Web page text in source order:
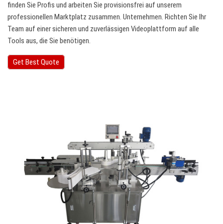
finden Sie Profis und arbeiten Sie provisionsfrei auf unserem
professionellen Marktplatz zusammen. Unternehmen. Richten Sie Ihr
Team auf einer sicheren und zuverlässigen Videoplattform auf alle
Tools aus, die Sie benötigen.
Get Best Quote